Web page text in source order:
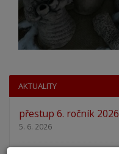
AKTUALITY
přestup 6. ročník 2026
5. 6. 2026